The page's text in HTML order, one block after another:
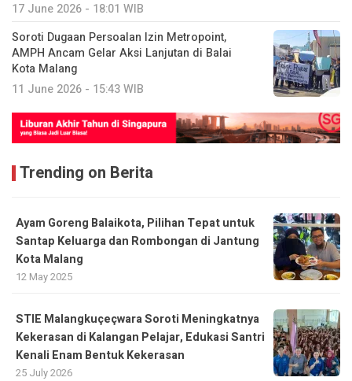
17 June 2026 - 18:01 WIB
Soroti Dugaan Persoalan Izin Metropoint,
AMPH Ancam Gelar Aksi Lanjutan di Balai
Kota Malang
11 June 2026 - 15:43 WIB
Trending on Berita
Ayam Goreng Balaikota, Pilihan Tepat untuk
Santap Keluarga dan Rombongan di Jantung
Kota Malang
12 May 2025
STIE Malangkuçeçwara Soroti Meningkatnya
Kekerasan di Kalangan Pelajar, Edukasi Santri
Kenali Enam Bentuk Kekerasan
25 July 2026